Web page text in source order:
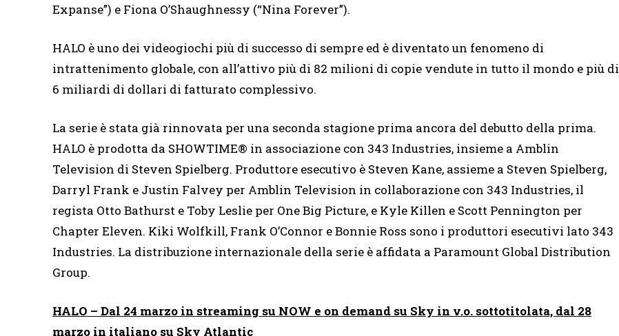
Expanse”) e Fiona O’Shaughnessy (“Nina Forever”).
HALO è uno dei videogiochi più di successo di sempre ed è diventato un fenomeno di
intrattenimento globale, con all’attivo più di 82 milioni di copie vendute in tutto il mondo e più di
6 miliardi di dollari di fatturato complessivo.
La serie è stata già rinnovata per una seconda stagione prima ancora del debutto della prima.
HALO è prodotta da SHOWTIME® in associazione con 343 Industries, insieme a Amblin
Television di Steven Spielberg. Produttore esecutivo è Steven Kane, assieme a Steven Spielberg,
Darryl Frank e Justin Falvey per Amblin Television in collaborazione con 343 Industries, il
regista Otto Bathurst e Toby Leslie per One Big Picture, e Kyle Killen e Scott Pennington per
Chapter Eleven. Kiki Wolfkill, Frank O’Connor e Bonnie Ross sono i produttori esecutivi lato 343
Industries. La distribuzione internazionale della serie è affidata a Paramount Global Distribution
Group.
HALO – Dal 24 marzo in streaming su NOW e on demand su Sky in v.o. sottotitolata, dal 28
marzo in italiano su Sky Atlantic